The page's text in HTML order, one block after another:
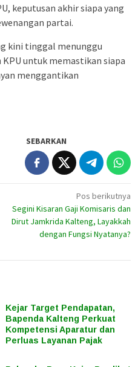
keputusan akhir siapa yang
partai.
kini tinggal menunggu
untuk memastikan siapa
menggantikan
SEBARKAN
Pos berikutnya
Segini Kisaran Gaji Komisaris dan
Dirut Jamkrida Kalteng, Layakkah
dengan Fungsi Nyatanya?
Kejar Target Pendapatan,
Bapenda Kalteng Perkuat
Kompetensi Aparatur dan
Perluas Layanan Pajak